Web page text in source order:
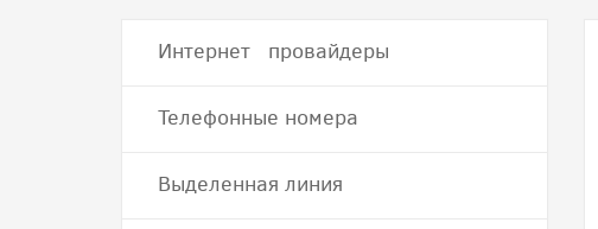
Интернет провайдеры
Телефонные номера
Выделенная линия